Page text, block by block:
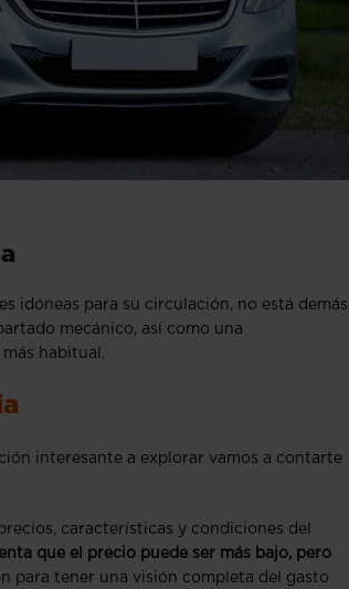
idóneas para su circulación, no está demás
mecánico, así como una
habitual.
interesante a explorar vamos a contarte
características y condiciones del
que el precio puede ser más bajo, pero
para tener una visión completa del gasto